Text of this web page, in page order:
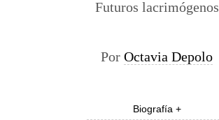
Futuros lacrimógenos
Por Octavia Depolo
Biografía +